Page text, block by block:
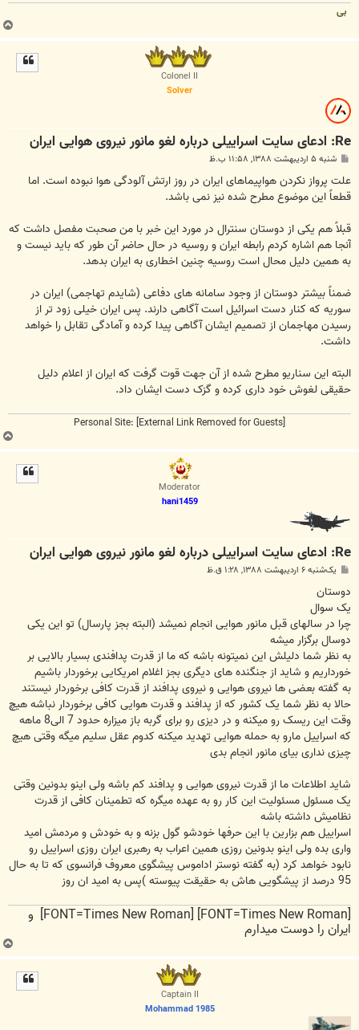
بی
Colonel II
Solver
Re: ادعای سایت اسراییلی درباره لغو مانور نیروی هوایی ایران
ت
شنبه ۵ اردیبهشت ۱۳۸۸, ۱۱:۵۸ ب.ظ
علت پرواز نکردن هواپیماهای ایران در روز ارتش آلودگی هوا نبوده است. اما
قطعاً این موضوع مطرح شده نیز نمی باشد.
قبلاً هم یکی از دوستان سنترال در مورد این خبر با من صحبت مفصل داشت که
آنجا هم اشاره کردم رابطه ایران و روسیه در حال حاضر آن طور که باید نیست و
به همین دلیل محال است روسیه چنین اخطاری به ایران بدهد.
ضمناً بیشتر دوستان از وجود سامانه های دفاعی (شایدم تهاجمی) ایران در
سوریه که کنار دست اسرائیل است آگاهی دارند. پس ایران خیلی زود تر از
رسیدن مهاجمان از تصمیم ایشان آگاهی پیدا کرده و آمادگی تقابل را خواهد
داشت.
البته این سناریو مطرح شده از آن جهت قوت گرفت که ایران از اعلام دلیل
حقیقی لغوش خود داری کرده و گزک دست ایشان داد.
Personal Site: [External Link Removed for Guests]
Moderator
hani1459
Re: ادعای سایت اسراییلی درباره لغو مانور نیروی هوایی ایران
ت
یک‌شنبه ۶ اردیبهشت ۱۳۸۸, ۱:۲۸ ق.ظ
دوستان
یک سوال
چرا در سالهای قبل مانور هوایی انجام نمیشد (البته بجز پارسال) تو این یکی
دوسال برگزار میشه
به نظر شما دلیلش این نمیتونه باشه که ما از قدرت پدافندی بسیار بالایی بر
خورداریم و شاید از جنگنده های دیگری بجز اغلام امریکایی برخوردار باشیم
به گفته بعضی ها نیروی هوایی و نیروی پدافند از قدرت کافی برخوردار نیستند
حالا به نظر شما یک کشور که از پدافند و قدرت هوایی کافی برخوردار نباشه هیچ
وقت این ریسک رو میکنه و در دیزی رو برای گربه باز میزاره حدود 7 الی8 ماهه
که اسراییل مارو به حمله هوایی تهدید میکنه کدوم عقل سلیم میگه وقتی هیچ
چیزی نداری بیای مانور انجام بدی
شاید اطلاعات ما از قدرت نیروی هوایی و پدافند کم باشه ولی اینو بدونین وقتی
یک مسئول مسئولیت این کار رو به عهده میگره که تطمینان کافی از قدرت
نظامیش داشته باشه
اسراییل هم بزارین با این حرفها خودشو گول بزنه و به خودش و مردمش امید
واری بده ولی اینو بدونین روزی همین اعراب به رهبری ایران روزی اسراییل رو
نابود خواهد کرد (به گفته نوستر اداموس پیشگوی معروف فرانسوی که تا به حال
95 درصد از پیشگویی هاش به حقیقت پیوسته )پس به امید ان روز
[FONT=Times New Roman] [FONT=Times New Roman] و
ایران را دوست میدارم
Captain II
Mohammad 1985